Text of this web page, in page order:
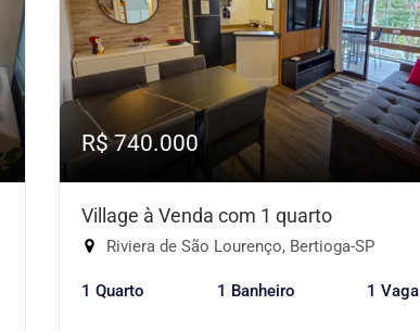
R$ 740.000
Village à Venda com 1 quarto
Riviera de São Lourenço, Bertioga-SP
1 Quarto 1 Banheiro 1 Vaga